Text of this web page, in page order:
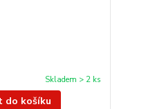
Skladem > 2 ks
do košíku